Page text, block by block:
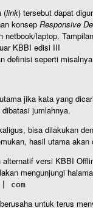
(link) tersebut dapat
konsep Responsive
netbook/laptop.
KBBI edisi III
definisi seperti
jika kata yang
jumlahnya.
bisa dilakukan
hasil utama
versi KBBI
mengunjungi
com
untuk terus